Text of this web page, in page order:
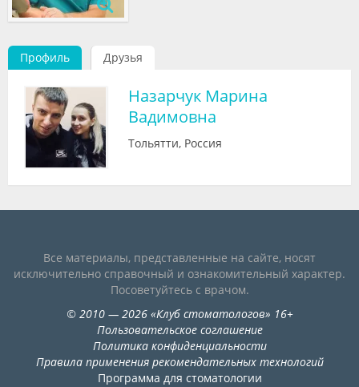
Объявления
Видео
Клиники
Специалисты
Блоги
Профиль Друзья
Назарчук Марина
Вадимовна
Тольятти, Россия
Все материалы, представленные на сайте, носят
исключительно справочный и ознакомительный характер.
Посоветуйтесь с врачом.
© 2010— 2026«Клуб стоматологов» 16+
Пользовательское соглашение
Политика конфиденциальности
Правила применения рекомендательных технологий
Программа для стоматологии